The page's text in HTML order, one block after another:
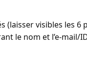
(laisser visibles les 6
le nom et l’e-mail/